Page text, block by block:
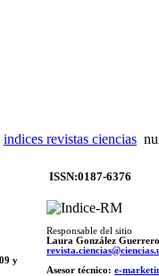
indices revistas ciencias
y
ISSN:0187-6376
Responsable del sitio
Laura González Guerrero
Asesor técnico: e-